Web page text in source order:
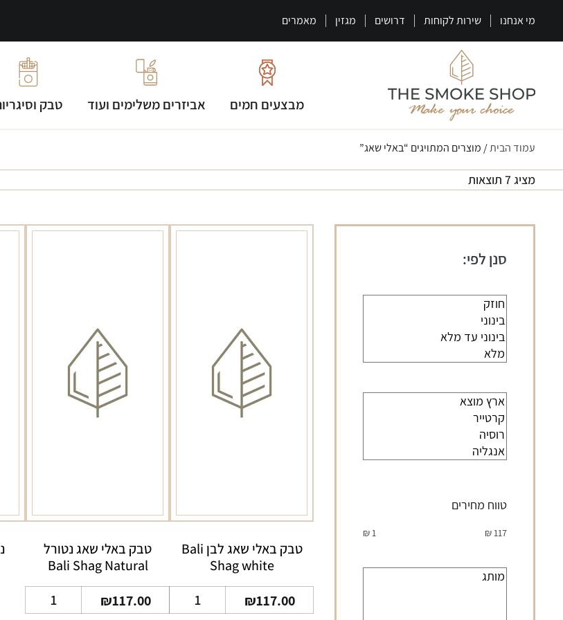
מי אנחנו שירות לקוחות דרושים מגזין מאמרים
מבצעים חמים אביזרים משלימים ועוד טבק
עמוד הבית/ מוצרים המתויגים “באלי שאג”
מציג 7 תוצאות
סנן לפי:
טווח מחירים
117
₪
1
₪
טבק באלי שאג לבן Bali
Shag white
₪117.00
של
טבק באלי שאג נטורל
Bali Shag Natural
₪117.00
של